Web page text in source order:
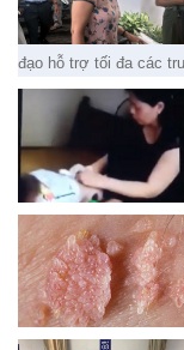
đạo hỗ trợ tối đa các